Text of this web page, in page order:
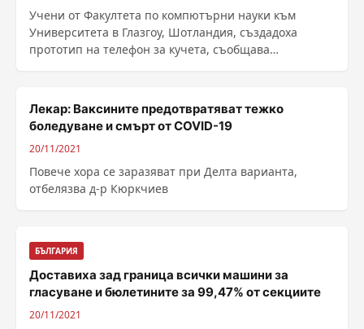
Учени от Факултета по компютърни науки към
Университета в Глазгоу, Шотландия, създадоха
прототип на телефон за кучета, съобщава
с...
Лекар: Ваксините предотвратяват тежко
боледуване и смърт от COVID-19
20/11/2021
Повече хора се заразяват при Делта варианта,
отбелязва д-р Кюркчиев
БЪЛГАРИЯ
Доставиха зад граница всички машини за
гласуване и бюлетините за 99,47% от секциите
20/11/2021